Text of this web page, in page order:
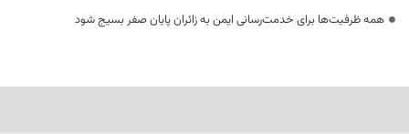
همه ظرفیت‌ها برای خدمت‌رسانی ایمن به زائران پایان صفر بسیج شود